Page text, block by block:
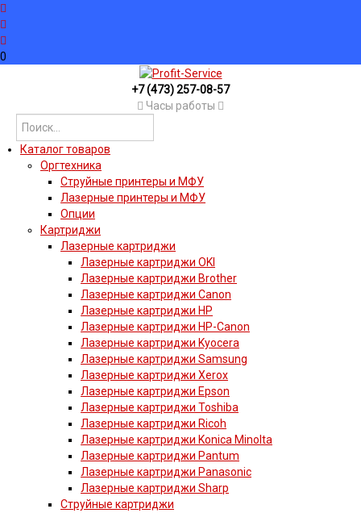
0
+7 (473) 257-08-57
Часы работы
Каталог товаров
Оргтехника
Струйные принтеры и МФУ
Лазерные принтеры и МФУ
Опции
Картриджи
Лазерные картриджи
Лазерные картриджи OKI
Лазерные картриджи Brother
Лазерные картриджи Canon
Лазерные картриджи HP
Лазерные картриджи HP-Canon
Лазерные картриджи Kyocera
Лазерные картриджи Samsung
Лазерные картриджи Xerox
Лазерные картриджи Epson
Лазерные картриджи Toshiba
Лазерные картриджи Ricoh
Лазерные картриджи Konica Minolta
Лазерные картриджи Pantum
Лазерные картриджи Panasonic
Лазерные картриджи Sharp
Струйные картриджи